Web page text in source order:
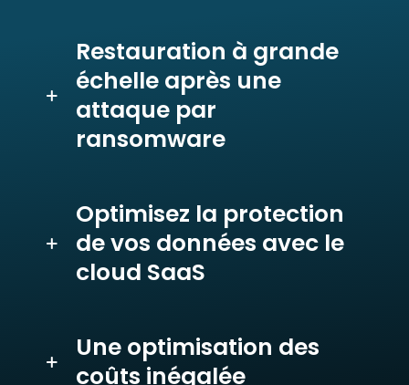
Restauration à grande
échelle après une
attaque par
ransomware
Optimisez la protection
de vos données avec le
cloud SaaS
Une optimisation des
coûts inégalée